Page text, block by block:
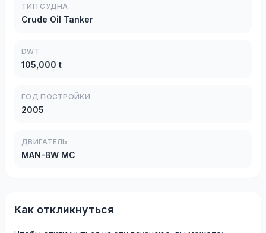
ТИП СУДНА
Crude Oil Tanker
DWT
105,000 t
ГОД ПОСТРОЙКИ
2005
ДВИГАТЕЛЬ
MAN-BW MC
Как откликнуться